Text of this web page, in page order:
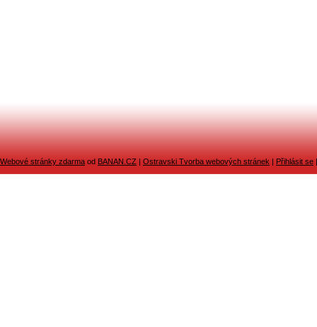
Webové stránky zdarma od BANAN.CZ | Ostravski Tvorba webových stránek | Přihlásit se